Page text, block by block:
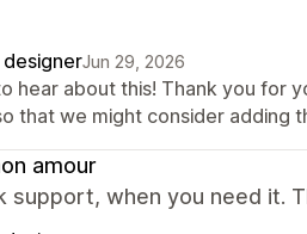
Jun 29, 2026
hear about this! Thank you for
that we might consider adding
amour
support, when you need it.